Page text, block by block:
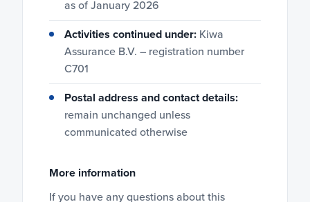
as of January 2026
Activities continued under: Kiwa
Assurance B.V. – registration number
C701
Postal address and contact details:
remain unchanged unless
communicated otherwise
More information
If you have any questions about this